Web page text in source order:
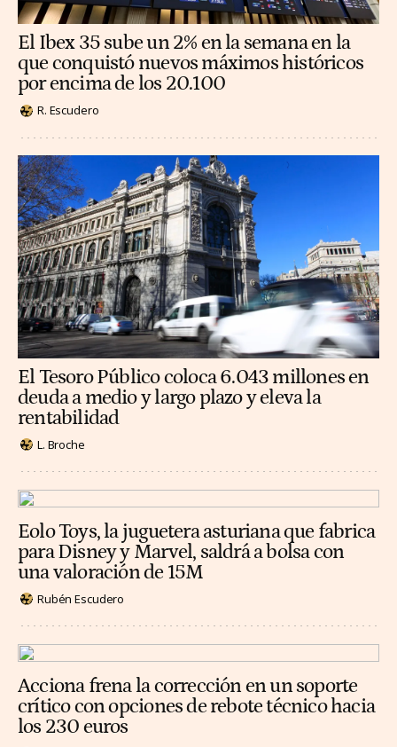
El Ibex 35 sube un 2% en la semana en la
que conquistó nuevos máximos históricos
por encima de los 20.100
R. Escudero
El Tesoro Público coloca 6.043 millones en
deuda a medio y largo plazo y eleva la
rentabilidad
L. Broche
Eolo Toys, la juguetera asturiana que fabrica
para Disney y Marvel, saldrá a bolsa con
una valoración de 15M
Rubén Escudero
Acciona frena la corrección en un soporte
crítico con opciones de rebote técnico hacia
los 230 euros